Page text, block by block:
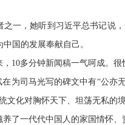
之一，她听到习近平总书记说
国的发展奉献自己。
10多分钟新闻稿一气呵成。
为司马光写的碑文中有“公
文化对胸怀天下、坦荡无私的
了一代代中国人的家国情怀